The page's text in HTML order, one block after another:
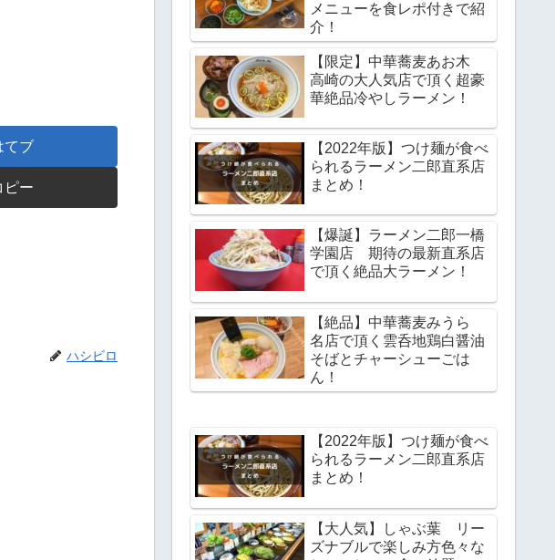
てブ
ピー
ハシビロ
メニューを食レポ付きで紹
介！
【限定】中華蕎麦あお木
高崎の大人気店で頂く超豪
華絶品冷やしラーメン！
【2022年版】つけ麺が食べ
られるラーメン二郎直系店
まとめ！
【爆誕】ラーメン二郎一橋
学園店 期待の最新直系店
で頂く絶品大ラーメン！
【絶品】中華蕎麦みうら
名店で頂く雲呑地鶏白醤油
そばとチャーシューごは
ん！
【2022年版】つけ麺が食べ
られるラーメン二郎直系店
まとめ！
【大人気】しゃぶ葉 リー
ズナブルで楽しみ方色々な